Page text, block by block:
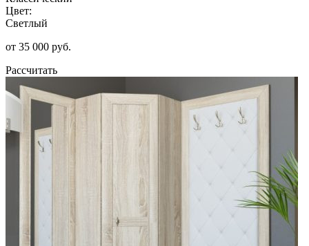
Цвет:
Светлый
от 35 000 руб.
Рассчитать